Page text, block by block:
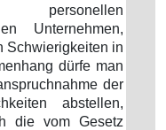
Unternehmen,
Schwierigkeiten in
dürfe man
der
abstellen,
die vom Gesetz